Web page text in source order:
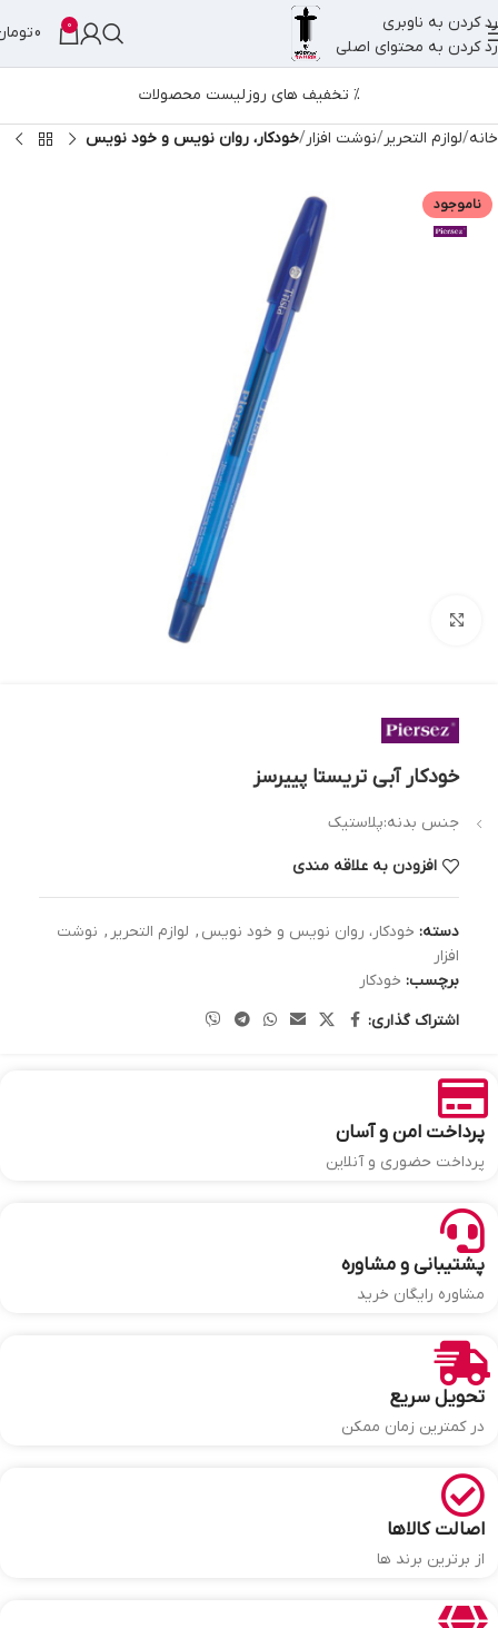
رد کردن به ناوبری
رد کردن به محتوای اصلی
0
0
% تخفیف های روزلیست محصولات
خانه لوازم التحریر نوشت افزار خودکار، روان نویس و خود نویس
ناموجود
خودکار آبی تریستا پییرسز
جنس بدنه:پلاستیک
افزودن به علاقه مندی
دسته: خودکار، روان نویس و خود نویس , لوازم التحریر , نوشت
افزار
برچسب: خودکار
اشتراک گذاری:
پرداخت امن و آسان
پرداخت حضوری و آنلاین
پشتیبانی و مشاوره
مشاوره رایگان خرید
تحویل سریع
در کمترین زمان ممکن
اصالت کالاها
از برترین برند ها